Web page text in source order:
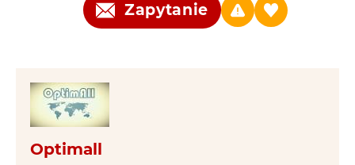
Zapytanie
Optimall